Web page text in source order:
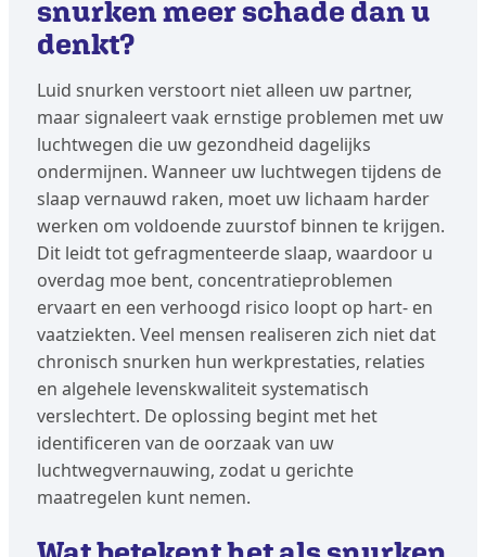
snurken meer schade dan u
denkt?
Luid snurken verstoort niet alleen uw partner,
maar signaleert vaak ernstige problemen met uw
luchtwegen die uw gezondheid dagelijks
ondermijnen. Wanneer uw luchtwegen tijdens de
slaap vernauwd raken, moet uw lichaam harder
werken om voldoende zuurstof binnen te krijgen.
Dit leidt tot gefragmenteerde slaap, waardoor u
overdag moe bent, concentratieproblemen
ervaart en een verhoogd risico loopt op hart- en
vaatziekten. Veel mensen realiseren zich niet dat
chronisch snurken hun werkprestaties, relaties
en algehele levenskwaliteit systematisch
verslechtert. De oplossing begint met het
identificeren van de oorzaak van uw
luchtwegvernauwing, zodat u gerichte
maatregelen kunt nemen.